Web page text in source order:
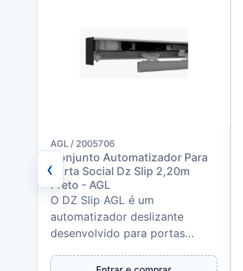
‹
AGL / 2005706
Conjunto Automatizador Para
Porta Social Dz Slip 2,20m
Preto - AGL
O DZ Slip AGL é um
automatizador deslizante
desenvolvido para portas
oferecendo abertura suave,